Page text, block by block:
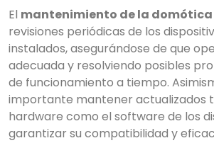
El mantenimiento de la domótica
revisiones periódicas de los
instalados, asegurándose de que
adecuada y resolviendo posibles
de funcionamiento a tiempo.
importante mantener actualizados
hardware como el software de los
garantizar su compatibilidad y